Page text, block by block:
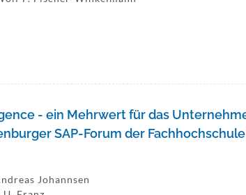
- ein Mehrwert für das
SAP-Forum der
Johannsen